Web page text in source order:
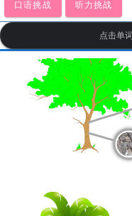
口语挑战 听力挑战
点击单